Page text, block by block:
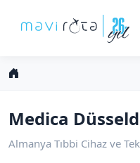
Medica
Almanya Tıbbi Cihaz ve